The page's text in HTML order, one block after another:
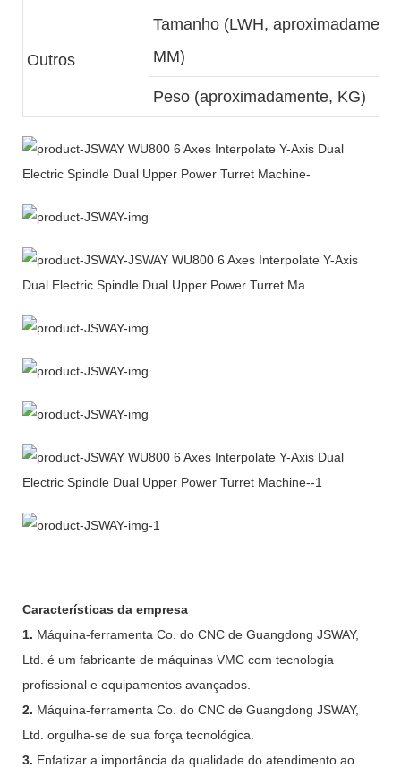
Outros
Tamanho (LWH,
MM)
Peso (aproximadamente, KG)
Características da empresa
1. Máquina-ferramenta Co. do CNC de Guangdong JSWAY,
Ltd. é um fabricante de máquinas VMC com tecnologia
profissional e equipamentos avançados.
2. Máquina-ferramenta Co. do CNC de Guangdong JSWAY,
Ltd. orgulha-se de sua força tecnológica.
3. Enfatizar a importância da qualidade do atendimento ao